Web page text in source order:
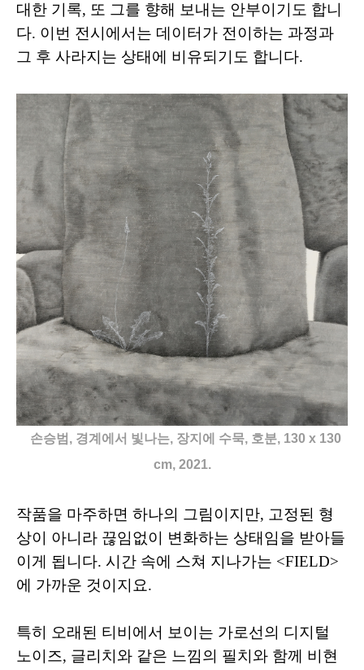
대한 기록, 또 그를 향해 보내는 안부이기도 합니
다. 이번 전시에서는 데이터가 전이하는 과정과
그 후 사라지는 상태에 비유되기도 합니다.
손승범, 경계에서 빛나는, 장지에 수묵, 호분, 130 x 130
cm, 2021.
작품을 마주하면 하나의 그림이지만, 고정된 형
상이 아니라 끊임없이 변화하는 상태임을 받아들
이게 됩니다. 시간 속에 스쳐 지나가는 <FIELD>
에 가까운 것이지요.
특히 오래된 티비에서 보이는 가로선의 디지털
노이즈, 글리치와 같은 느낌의 필치와 함께 비현